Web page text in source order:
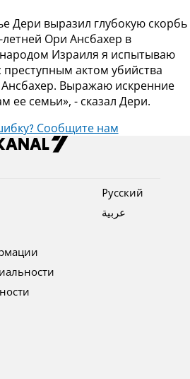
Дери выразил глубокую скорбь
Ори Ансбахер в
Израиля я испытываю
актом убийства
Выражаю искренние
ее семьи», - сказал Дери.
Сообщите нам
Pусский
عربية